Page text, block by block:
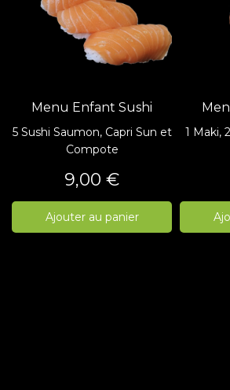
Menu Enfant Sushi
5 Sushi Saumon, Capri Sun et
Compote
Prix
9,00 €
Ajouter au panier
1 Maki,